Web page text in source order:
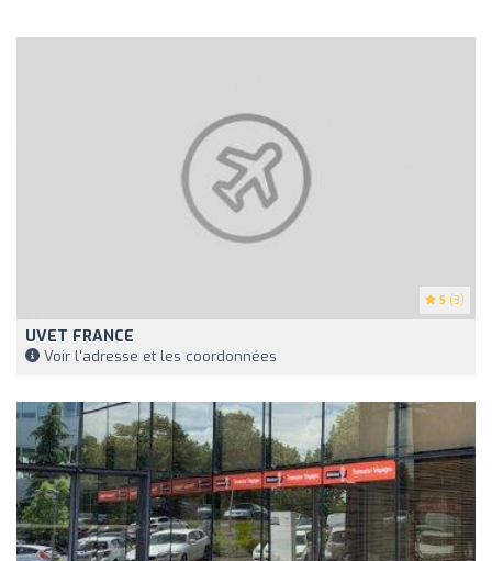
5 (3)
UVET FRANCE
Voir l'adresse et les coordonnées